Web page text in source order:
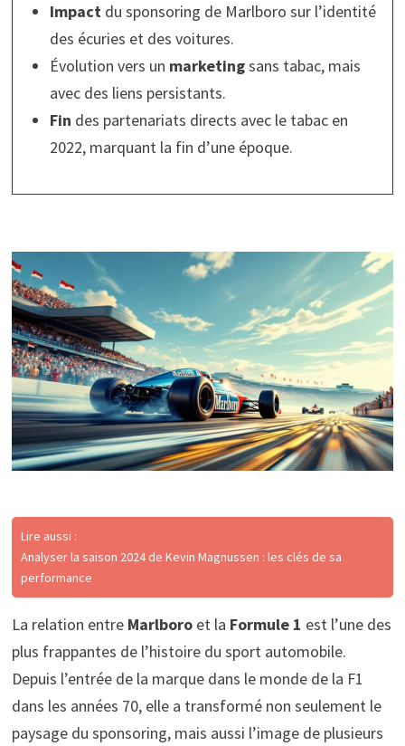
Impactdu sponsoring de Marlboro sur l’identité
des écuries et des voitures.
Évolution vers un marketingsans tabac, mais
avec des liens persistants.
Fin des partenariats directs avec le tabac en
2022, marquant la fin d’une époque.
Lire aussi :
Analyser la saison 2024 de Kevin Magnussen : les clés de sa
performance
La relation entre Marlboroet la Formule 1 est l’une des
plus frappantes de l’histoire du sport automobile.
Depuis l’entrée de la marque dans le monde de la F1
dans les années 70, elle a transformé non seulement le
paysage du sponsoring, mais aussi l’image de plusieurs